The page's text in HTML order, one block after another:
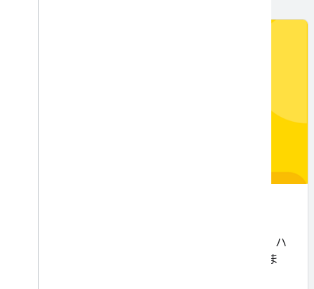
線形回帰の概要。線形モデル、損失、勾配降下、ハ
イパーパラメータ チューニングについて説明しま